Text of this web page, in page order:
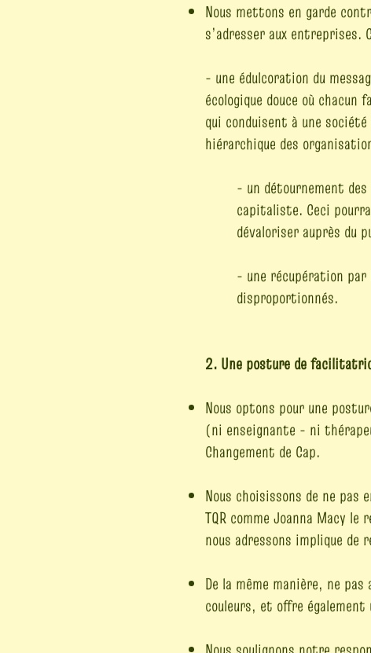
Nous mettons en garde
s’adresser aux
- une édulcoration du
écologique douce où
qui conduisent à une
hiérarchique des
- un détournement
capitaliste. Ceci
dévaloriser auprès du
- une récupération par
disproportionnés.
2. Une posture de
Nous optons pour une
(ni enseignante - ni
Changement de Cap.
Nous choisissons de ne
TQR comme Joanna Macy
nous adressons implique de
De la même manière, ne
couleurs, et offre